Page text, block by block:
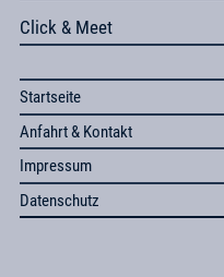
Click & Meet
Startseite
Anfahrt & Kontakt
Impressum
Datenschutz